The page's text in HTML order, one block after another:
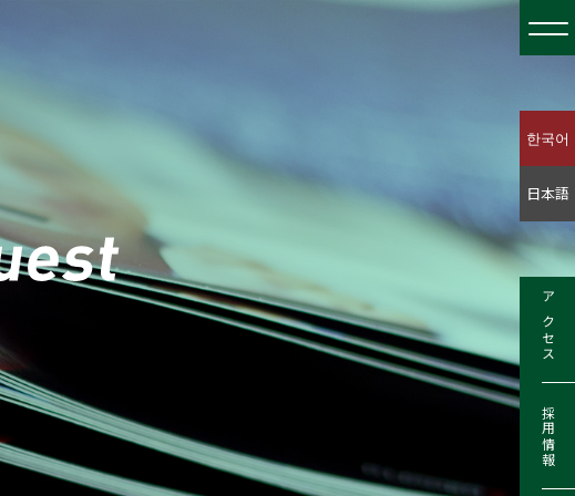
한국어
日本語
アクセス
採用情報